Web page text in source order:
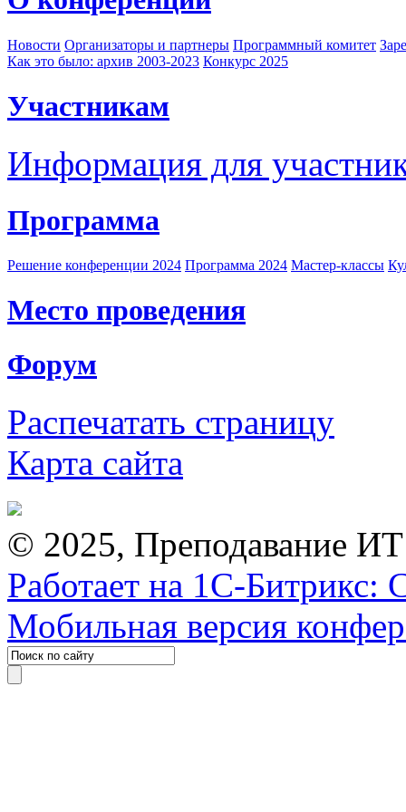
Новости Организаторы и партнеры Программный комитет
Как это было: архив 2003-2023 Конкурс 2025
Участникам
Информация для
Программа
Решение конференции 2024 Программа 2024 Мастер-классы
Место проведения
Форум
Распечатать страницу
Карта сайта
© 2025, Преподавание
Работает на 1С-Битрикс:
Мобильная версия